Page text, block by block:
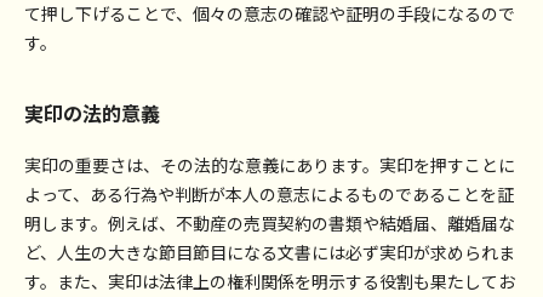
て押し下げることで、個々の意志の確認や証明の手段になるので
す。
実印の法的意義
実印の重要さは、その法的な意義にあります。実印を押すことに
よって、ある行為や判断が本人の意志によるものであることを証
明します。例えば、不動産の売買契約の書類や結婚届、離婚届な
ど、人生の大きな節目節目になる文書には必ず実印が求められま
す。また、実印は法律上の権利関係を明示する役割も果たしてお